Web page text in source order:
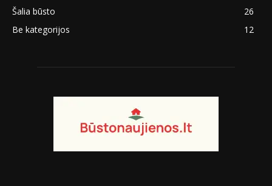
Šalia būsto
26
Be kategorijos
12